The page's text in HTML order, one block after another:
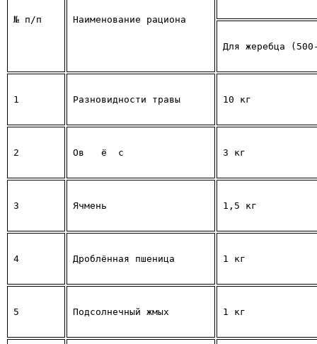
№ п/п Наименование рациона
Для жеребца
1 Разновидности травы 10 кг
2 Ов ё с 3 кг
3 Ячмень 1,5 кг
4 Дроблённая пшеница 1 кг
5 Подсолнечный жмых 1 кг